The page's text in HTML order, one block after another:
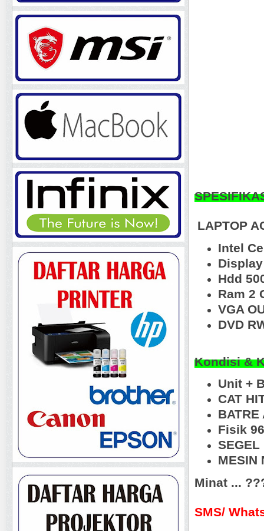
LAPTOP
Intel
Hdd
Ram 2
VGA
DVD
Kondisi &
Unit +
CAT
BATRE
Fisik
SEGEL
MESIN
Minat ...
SMS/